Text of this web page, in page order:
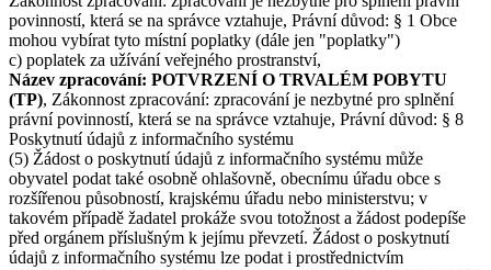
povinností, která se na správce vztahuje, Právní důvod: § 1 Obce
mohou vybírat tyto místní poplatky (dále jen "poplatky")
c) poplatek za užívání veřejného prostranství,
Název zpracování: POTVRZENÍ O TRVALÉM POBYTU
(TP), Zákonnost zpracování: zpracování je nezbytné pro splnění
právní povinností, která se na správce vztahuje, Právní důvod: § 8
Poskytnutí údajů z informačního systému
(5) Žádost o poskytnutí údajů z informačního systému může
obyvatel podat také osobně ohlašovně, obecnímu úřadu obce s
rozšířenou působností, krajskému úřadu nebo ministerstvu; v
takovém případě žadatel prokáže svou totožnost a žádost podepíše
před orgánem příslušným k jejímu převzetí. Žádost o poskytnutí
údajů z informačního systému lze podat i prostřednictvím